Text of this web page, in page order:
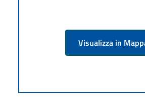
Visualizza in